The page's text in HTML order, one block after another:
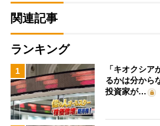
関連記事
ランキング
1
「キオクシ
るかは分から
投資家が…